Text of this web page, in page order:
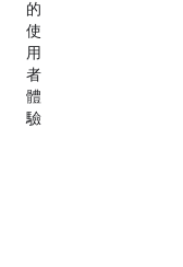
的
使
用
者
體
驗